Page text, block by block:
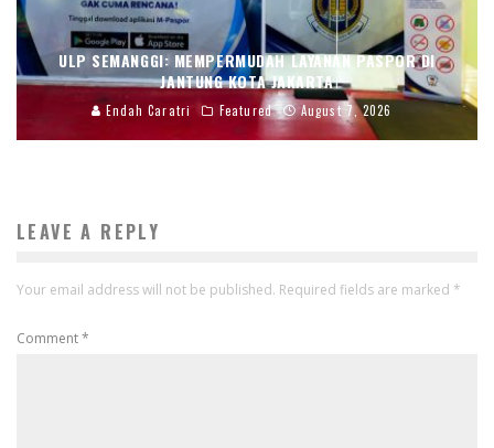
ULP SEMANGGI: MEMPERMUDAH LAYANAN PASPOR DI
JANTUNG KOTA JAKARTA
Endah Caratri Featured August 7, 2026
LEAVE A REPLY
Your email address will not be published. Required fields are marked *
Comment*